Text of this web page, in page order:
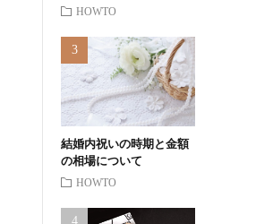
HOWTO
結婚内祝いの時期と金額
の相場について
HOWTO